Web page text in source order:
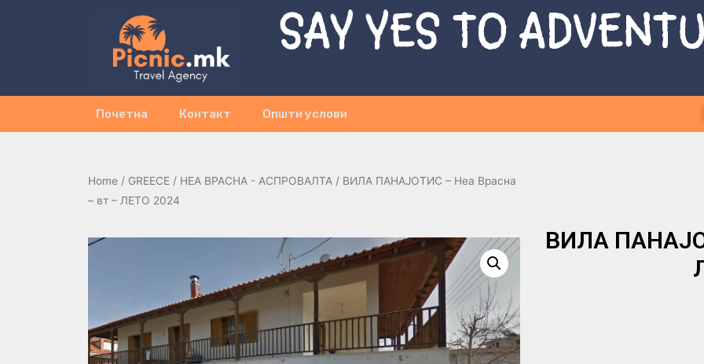
SAY YES TO
Почетна Контакт Општи услови
Home / GREECE / НЕА ВРАСНА - АСПРОВАЛТА / ВИЛА ПАНАЈОТИС – Неа Врасна
– вт – ЛЕТО 2024
ВИЛА